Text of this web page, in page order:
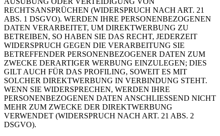
RECHTSANSPRÜCHEN (WIDERSPRUCH NACH ART. 21
ABS. 1 DSGVO). WERDEN IHRE PERSONENBEZOGENEN
DATEN VERARBEITET, UM DIREKTWERBUNG ZU
BETREIBEN, SO HABEN SIE DAS RECHT, JEDERZEIT
WIDERSPRUCH GEGEN DIE VERARBEITUNG SIE
BETREFFENDER PERSONENBEZOGENER DATEN ZUM
ZWECKE DERARTIGER WERBUNG EINZULEGEN; DIES
GILT AUCH FÜR DAS PROFILING, SOWEIT ES MIT
SOLCHER DIREKTWERBUNG IN VERBINDUNG STEHT.
WENN SIE WIDERSPRECHEN, WERDEN IHRE
PERSONENBEZOGENEN DATEN ANSCHLIESSEND NICHT
MEHR ZUM ZWECKE DER DIREKTWERBUNG
VERWENDET (WIDERSPRUCH NACH ART. 21 ABS. 2
DSGVO).